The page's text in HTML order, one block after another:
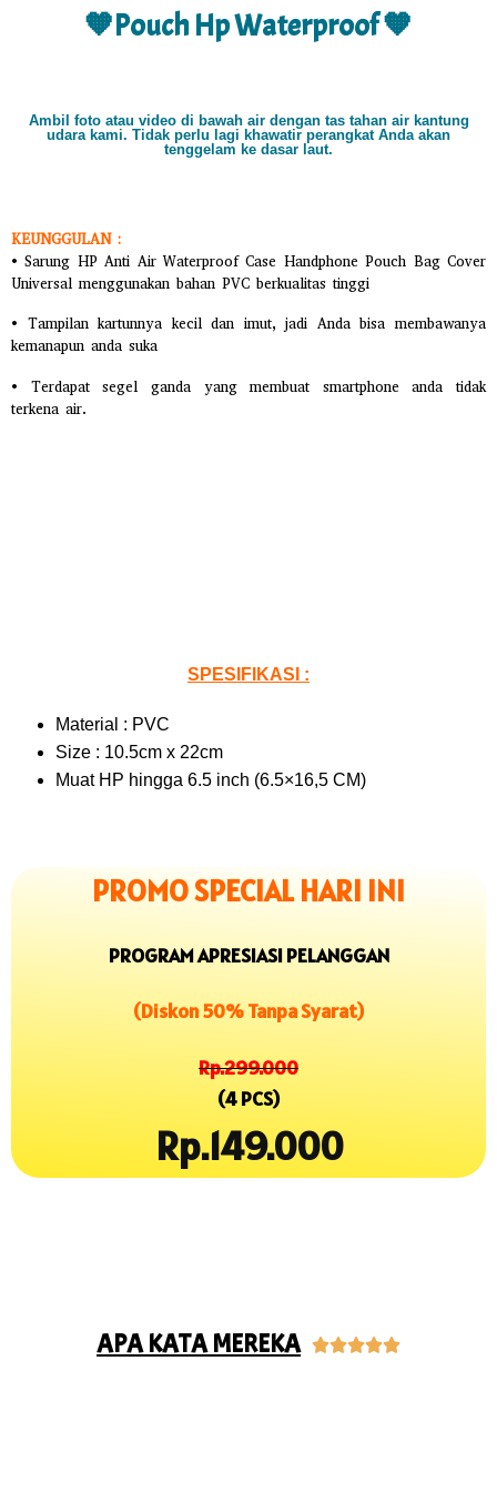
🧡Pouch Hp Waterproof 🧡
Ambil foto atau video di bawah air dengan tas tahan air kantung
udara kami. Tidak perlu lagi khawatir perangkat Anda akan
tenggelam ke dasar laut.
KEUNGGULAN :
• Sarung HP Anti Air Waterproof Case Handphone Pouch Bag Cover
Universal menggunakan bahan PVC berkualitas tinggi
• Tampilan kartunnya kecil dan imut, jadi Anda bisa membawanya
kemanapun anda suka
• Terdapat segel ganda yang membuat smartphone anda tidak
terkena air.
SPESIFIKASI :
Material : PVC
Size : 10.5cm x 22cm
Muat HP hingga 6.5 inch (6.5×16,5 CM)
PROMO SPECIAL HARI INI
PROGRAM APRESIASI PELANGGAN
(Diskon 50% Tanpa Syarat)
Rp.299.000
(4 PCS)
Rp.149.000
APA KATA MEREKA 